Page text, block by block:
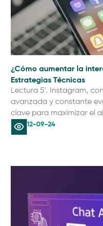
¿Cómo aumentar la
Estrategias Técnicas
Lectura 5'. Instagram,
avanzada y constante
clave para maximizar el
12-09-24